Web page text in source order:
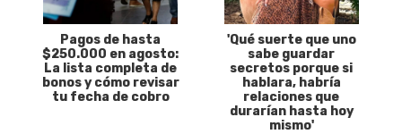
Pagos de hasta
$250.000 en agosto:
La lista completa de
bonos y cómo revisar
tu fecha de cobro
'Qué suerte que uno
sabe guardar
secretos porque si
hablara, habría
relaciones que
durarían hasta hoy
mismo'